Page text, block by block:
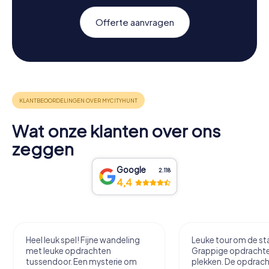
Offerte aanvragen
Wat onze klanten over ons
zeggen
Google 2.118
4,4
Heel leuk spel! Fijne wandeling
met leuke opdrachten
tussendoor. Een mysterie om
Leuke tour om de
Grappige
plekken. De